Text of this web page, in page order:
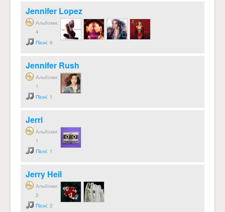
Jennifer Lopez
Альбоми:
4
Пісні: 6
Jennifer Rush
Альбоми:
1
Пісні: 1
Jerri
Альбоми:
1
Пісні: 1
Jerry Heil
Альбоми:
2
Пісні: 2